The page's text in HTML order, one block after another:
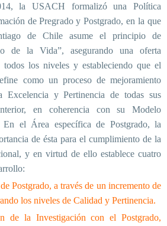
la USACH formalizó una Política
de Pregrado y Postgrado, en la que
de Chile asume el principio de
de la Vida”, asegurando una oferta
los niveles y estableciendo que el
como un proceso de mejoramiento
Excelencia y Pertinencia de todas sus
en coherencia con su Modelo
En el Área específica de Postgrado, la
de ésta para el cumplimiento de la
y en virtud de ello establece cuatro
Postgrado, a través de un incremento de
los niveles de Calidad y Pertinencia.
de la Investigación con el Postgrado,